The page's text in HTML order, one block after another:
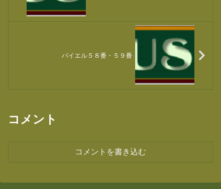
バイエル５８番・５９番
コメント
コメントを書き込む